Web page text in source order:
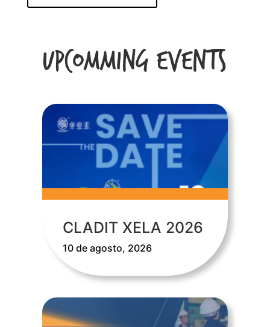
Upcomming Events
CLADIT XELA 2026
10 de agosto, 2026